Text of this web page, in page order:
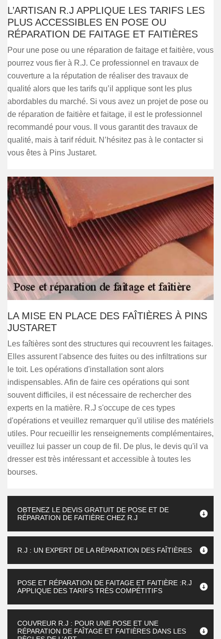
L’ARTISAN R.J APPLIQUE LES TARIFS LES
PLUS ACCESSIBLES EN POSE OU
RÉPARATION DE FAITAGE ET FAITIÈRES
Pour une pose ou une réparation de faitage et faitière, vous
pourrez vous fier à R.J. Ce professionnel en travaux de
couverture a la réputation de réaliser des travaux de
qualité alors que les tarifs qu’il applique sont les plus
abordables du marché. Si vous avez un projet de pose ou
de réparation de faitière et faitage, il est le professionnel
recommandé pour vous. Il vous garantit des travaux de
qualité, mais à tarif réduit. N’hésitez pas à le contacter si
vous êtes à Pins Justaret.
LA MISE EN PLACE DES FAÎTIÈRES À PINS
JUSTARET
Les faîtières sont des structures qui recouvrent les faitages.
Elles assurent l'absence des fuites ou des infiltrations sur
le toit. Les opérations d'installation sont alors
indispensables. Afin de faire ces opérations qui sont
souvent difficiles, il est nécessaire de rechercher des
experts en la matière. R.J s'occupe de ces types
d'opérations et veuillez remarquer qu'il utilise des matériels
utiles. Pour recueillir les renseignements complémentaires,
veuillez lui passer un coup de fil. De plus, le devis qu'il va
dresser est très intéressant et accessible à toutes les
bourses.
OBTENEZ LE DEVIS GRATUIT DE POSE ET DE
RÉPARATION DE FAITIÈRE CHEZ R.J
R.J : UN EXPERT DE LA RÉPARATION DES FAÎTIÈRES
POSE ET RÉPARATION DE FAITAGE ET FAITIÈRE :R.J
APPLIQUE DES TARIFS TRÈS COMPÉTITIFS
COUVREUR R.J : POUR UNE POSE ET UNE
RÉPARATION DE FAÎTAGE ET FAITIÈRES DANS LES